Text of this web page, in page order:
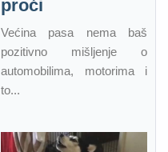
proći
Većina pasa nema baš
pozitivno mišljenje o
automobilima, motorima i
to...